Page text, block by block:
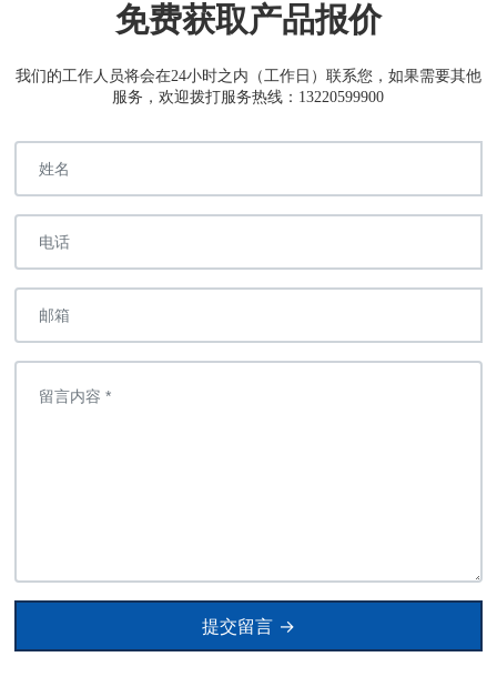
免费获取产品报价
我们的工作人员将会在24小时之内（工作日）联系您，如果需要其他
服务，欢迎拨打服务热线：13220599900
提交留言 →